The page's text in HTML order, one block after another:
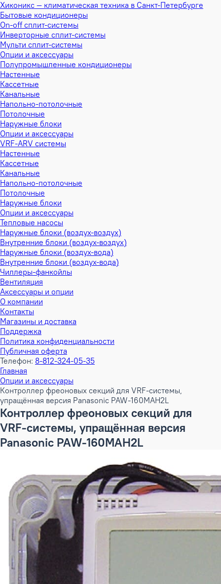
Хиконикс — климатическая техника в Санкт-Петербурге
Бытовые кондиционеры
On-off сплит-системы
Инверторные сплит-системы
Мульти сплит-системы
Опции и аксессуары
Полупромышленные кондиционеры
Настенные
Кассетные
Канальные
Напольно-потолочные
Потолочные
Наружные блоки
Опции и аксессуары
VRF-ARV системы
Настенные
Кассетные
Канальные
Напольно-потолочные
Потолочные
Наружные блоки
Опции и аксессуары
Тепловые насосы
Наружные блоки (воздух-воздух)
Внутренние блоки (воздух-воздух)
Наружные блоки (воздух-вода)
Внутренние блоки (воздух-вода)
Чиллеры-фанкойлы
Вентиляция
Аксессуары и опции
О компании
Контакты
Магазины и доставка
Поддержка
Политика конфиденциальности
Публичная оферта
Телефон: 8-812-324-05-35
Главная
Опции и аксессуары
Контроллер фреоновых секций для VRF-системы,
упращённая версия Panasonic PAW-160MAH2L
Контроллер фреоновых секций для
VRF-системы, упращённая версия
Panasonic PAW-160MAH2L